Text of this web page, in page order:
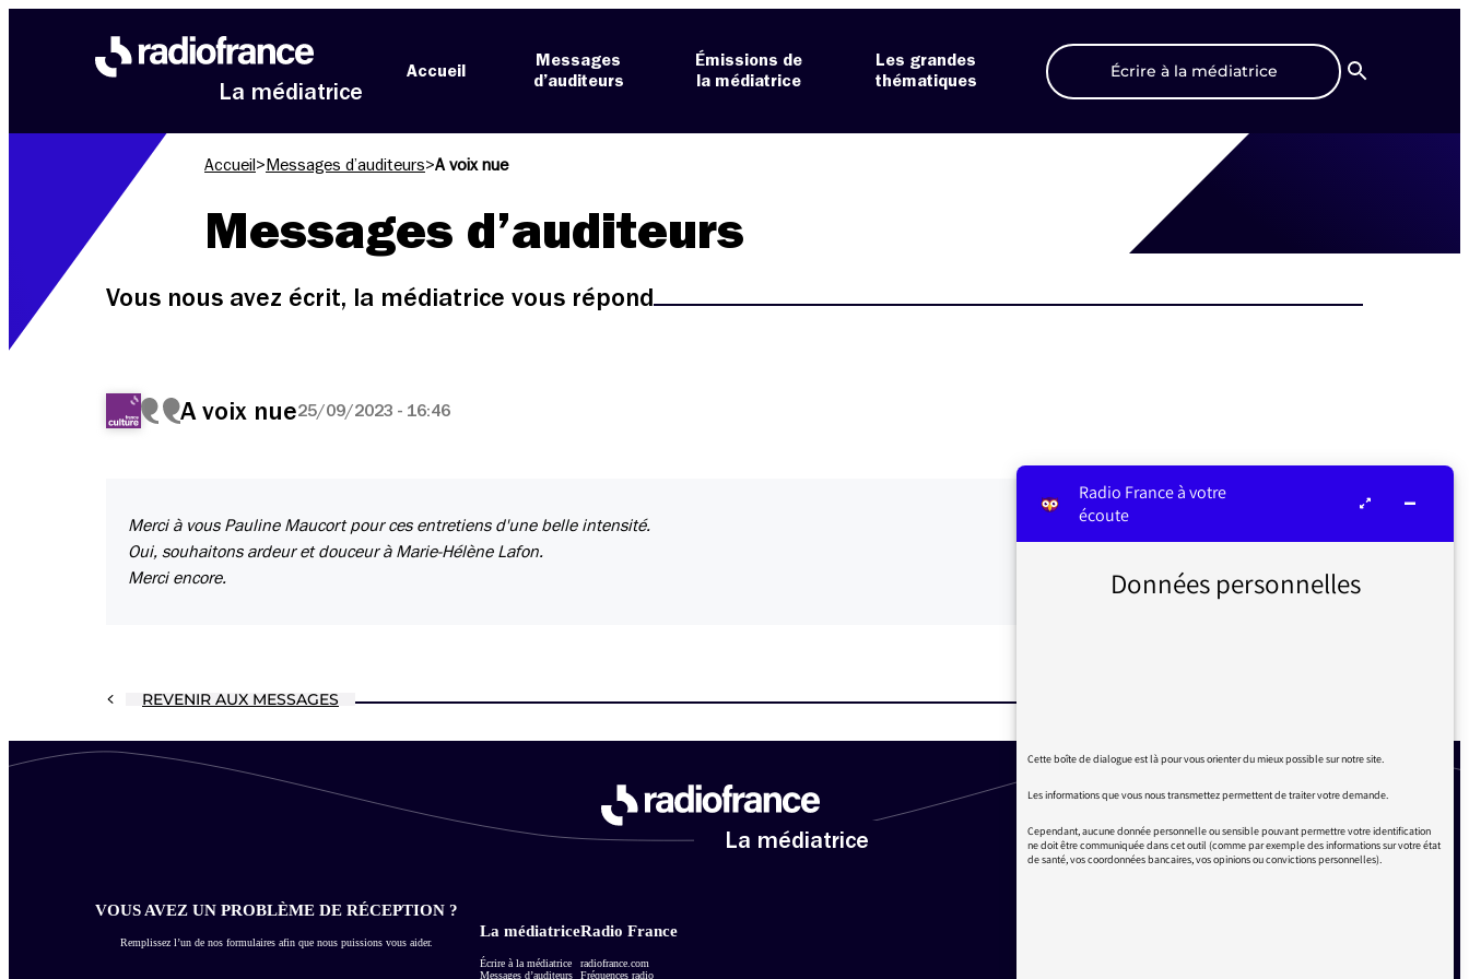
La médiatrice
Accueil
Messages
d’auditeurs
Émissions de
la médiatrice
Les grandes
thématiques
Écrire à la médiatrice
Recherche
Accueil > Messages d’auditeurs>A voix nue
Messages d’auditeurs
Vous nous avez écrit, la médiatrice vous répond
A voix nue25/09/2023 - 16:46
Merci à vous Pauline Maucort pour ces entretiens d'une belle intensité.
Oui, souhaitons ardeur et douceur à Marie-Hélène Lafon.
Merci encore.
REVENIR AUX MESSAGES
La médiatrice
VOUS AVEZ UN PROBLÈME DE RÉCEPTION ?
Remplissez l’un de nos formulaires afin que nous puissions vous aider.
La médiatrice
Écrire à la médiatrice
Messages d’auditeurs
Radio France
radiofrance.com
Fréquences radio
Radio France à votre
écoute
Données personnelles
Cette boîte de dialogue est là pour vous orienter du mieux possible sur notre site.
Les informations que vous nous transmettez permettent de traiter votre demande.
Cependant, aucune donnée personnelle ou sensible pouvant permettre votre identification
ne doit être communiquée dans cet outil (comme par exemple des informations sur votre état
de santé, vos coordonnées bancaires, vos opinions ou convictions personnelles).